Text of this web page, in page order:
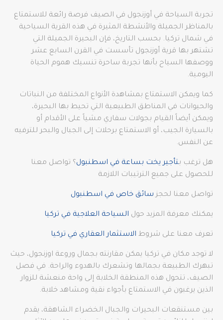
تجربة السياحة في أوزنجول في الصيف فرصة رائعة للاستمتاع
بالمناظر الجميلة والأنشطة المثيرة في هذه القرية السياحية
في شمال تركيا. بحسب التاريخ، فإن البحيرة الجميلة التي
تشتهر بها قرية أوزنجول تأسست في القرن السابع عشر
ووصفها السياح بأنها تجربة ساحرة تنسيك هموم الحياة
اليومية.
كما ويمكن الاستمتاع بمشاهدة الأنواع المختلفة من النباتات
والحيوانات في المناطق الطبيعية التي تحيط بها البحيرة،
ويمكن أيضاً القيام بجولات سفاري مشياً على الأقدام أو
بالسيارة الجيب، أو الاستمتاع برحلات إلى الجبال والبحر للترفيه
عن النفس.
هل ترغب بتأجير يخت بساعة في اسطنبول؟ تواصل معنا
للحصول على جميع الترتيبات اللازمة
تواصل معنا لحجز سائق خاص في اسطنبول
يمكنك معرفة المزيد حول السياحة العلاجية في تركيا
تعرف معنا على شروط الاستثمار العقاري في تركيا
لا توجد مكان في تركيا يمكن مقارنته بجمال وروعة اوزنجول، حيث
تبهرك الطبيعة بجمالها وتشعرك بالهدوء والراحة. في فصل
الصيف، تتحول هذه المنطقة الخلابة إلى واحة منعشة للزوار
الذين يرغبون في الاستمتاع بأجواء نقية ومشاهد خلابة.
بين مستنقعات البحيرات والجبال الخضراء الشاهقة، يقدم